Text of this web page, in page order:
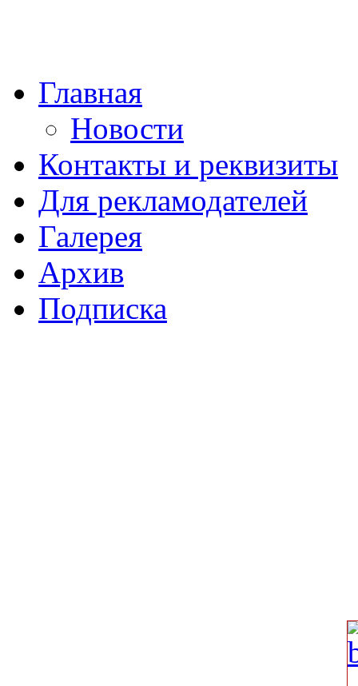
Главная
Новости
Контакты и реквизиты
Для рекламодателей
Галерея
Архив
Подписка